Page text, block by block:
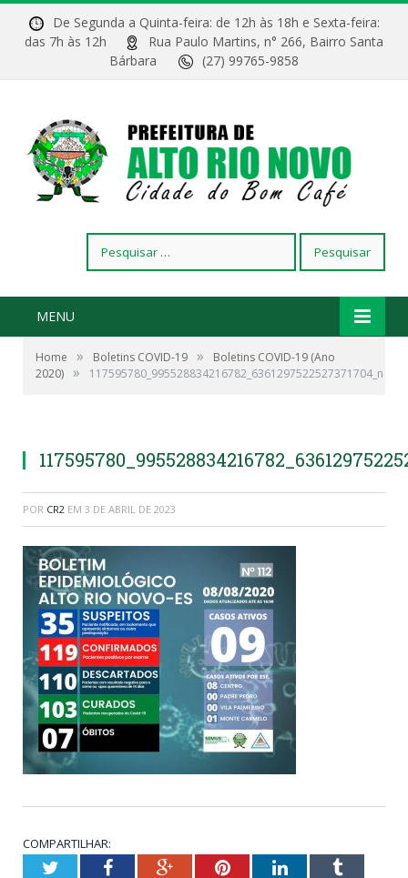
De Segunda a Quinta-feira: de 12h às 18h e Sexta-feira:
das 7h às 12h
Rua Paulo Martins, n° 266, Bairro Santa
Bárbara
(27) 99765-9858
por:
MENU
Home » Boletins COVID-19 »
Boletins COVID-19 (Ano
2020) » 117595780_995528834216782_6361297522527371704_n
POR CR2 EM 3 DE ABRIL DE 2023
COMPARTILHAR:
TwitterFacebookGoogle+PinterestLinkedInTumblr